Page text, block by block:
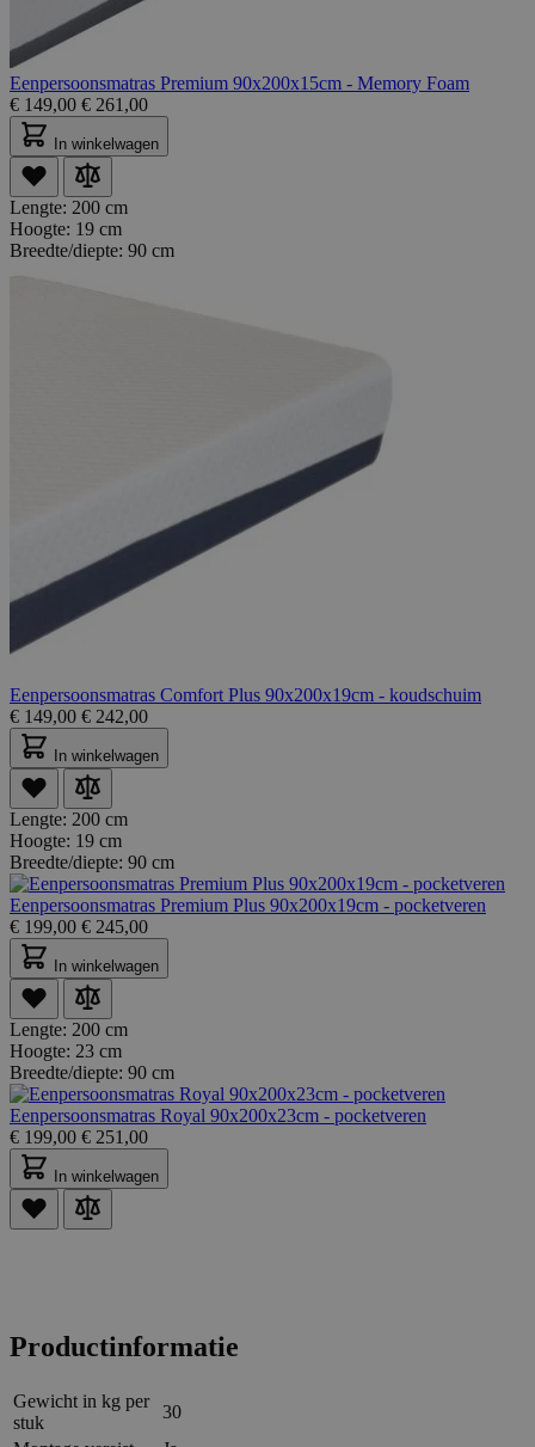
Eenpersoonsmatras Premium 90x200x15cm - Memory Foam
€ 149,00 € 261,00
In winkelwagen
Lengte: 200 cm
Hoogte: 19 cm
Breedte/diepte: 90 cm
Eenpersoonsmatras Comfort Plus 90x200x19cm - koudschuim
€ 149,00 € 242,00
In winkelwagen
Lengte: 200 cm
Hoogte: 19 cm
Breedte/diepte: 90 cm
Eenpersoonsmatras Premium Plus 90x200x19cm - pocketveren
€ 199,00 € 245,00
In winkelwagen
Lengte: 200 cm
Hoogte: 23 cm
Breedte/diepte: 90 cm
Eenpersoonsmatras Royal 90x200x23cm - pocketveren
€ 199,00 € 251,00
In winkelwagen
Productinformatie
Gewicht in kg per
stuk
30